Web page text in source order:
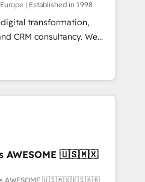
companies as well the
-
| Established in 1998
transformation,
consultancy. We
clients to
digital and fuel their
inefficiencies, improve
• CRM
• RevOps &
Automation What
AWESOME 🇺🇸🇲🇽
is AWESOME 🇺🇸🇲🇽🇪🇸🇦🇷